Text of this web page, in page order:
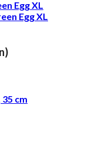
Egg XL
cm